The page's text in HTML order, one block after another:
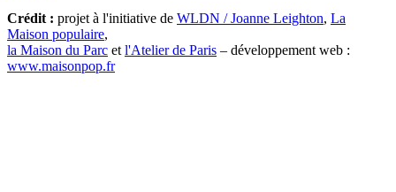
Crédit : projet à l'initiative de WLDN / Joanne Leighton, La
Maison populaire,
la Maison du Parc et l'Atelier de Paris – développement web :
www.maisonpop.fr